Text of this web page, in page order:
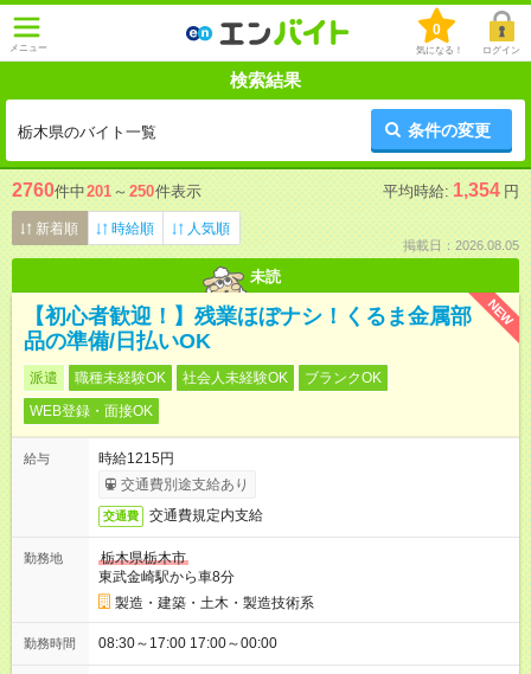
メニュー
0
気になる！ ログイン
検索結果
栃木県のバイト一覧 条件の変更
2760件中201 ～ 250件表示 平均時給: 1,354 円
新着順 時給順 人気順
掲載日：2026.08.05
未読
NEW
【初心者歓迎！】残業ほぼナシ！くるま金属部
品の準備/日払いOK
派遣 職種未経験OK 社会人未経験OK
ブランクOK
WEB登録・面接OK
給与
時給1215円
交通費別途支給あり
交通費 交通費規定内支給
勤務地
栃木県栃木市
東武金崎駅から車8分
製造・建築・土木・製造技術系
勤務時間 08:30～17:00 17:00～00:00